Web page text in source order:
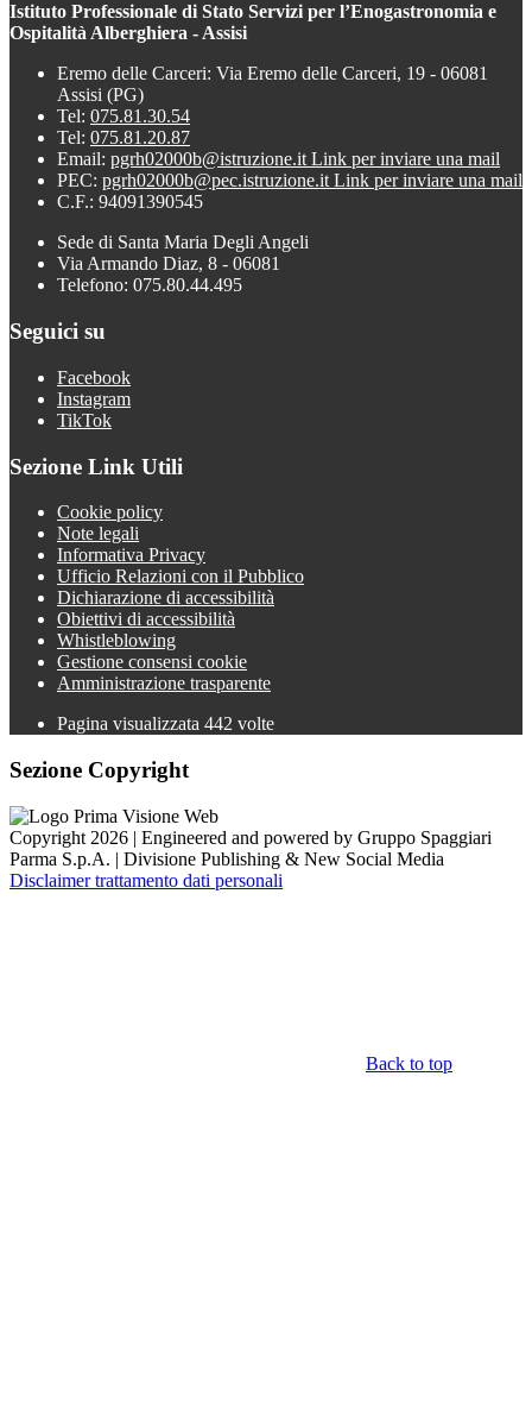
Istituto Professionale di Stato Servizi per l’Enogastronomia e
Ospitalità Alberghiera - Assisi
Eremo delle Carceri: Via Eremo delle Carceri, 19 - 06081
Assisi (PG)
Tel: 075.81.30.54
Tel: 075.81.20.87
Email: pgrh02000b@istruzione.it Link per inviare una mail
PEC: pgrh02000b@pec.istruzione.it Link per inviare una mail
C.F.: 94091390545
Sede di Santa Maria Degli Angeli
Via Armando Diaz, 8 - 06081
Telefono: 075.80.44.495
Seguici su
Facebook
Instagram
TikTok
Sezione Link Utili
Cookie policy
Note legali
Informativa Privacy
Ufficio Relazioni con il Pubblico
Dichiarazione di accessibilità
Obiettivi di accessibilità
Whistleblowing
Gestione consensi cookie
Amministrazione trasparente
Pagina visualizzata 442 volte
Sezione Copyright
Copyright 2026 | Engineered and powered by Gruppo Spaggiari
Parma S.p.A. | Divisione Publishing & New Social Media
Disclaimer trattamento dati personali
Back to top